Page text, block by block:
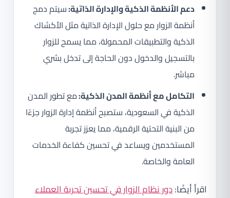
دعم الأنظمة الذكية والإدارة الذاتية:سيتم دمج
أنظمة الزوار مع حلول الإدارة الذاتية مثل الأكشاك
الذكية والتطبيقات المحمولة، مما يسمح للزوار
بالتسجيل والدخول دون الحاجة إلى تدخل بشري
مباشر.
التكامل مع أنظمة المدن الذكية:مع تطور المدن
الذكية في السعودية، ستصبح أنظمة إدارة الزوار جزءًا
من البنية التحتية الرقمية، مما يعزز تجربة
المستخدمين ويساعد في تحسين كفاءة الخدمات
العامة والخاصة.
اقرأ أيضًا:دور نظام الزوار في تحسين تجربة العملاء